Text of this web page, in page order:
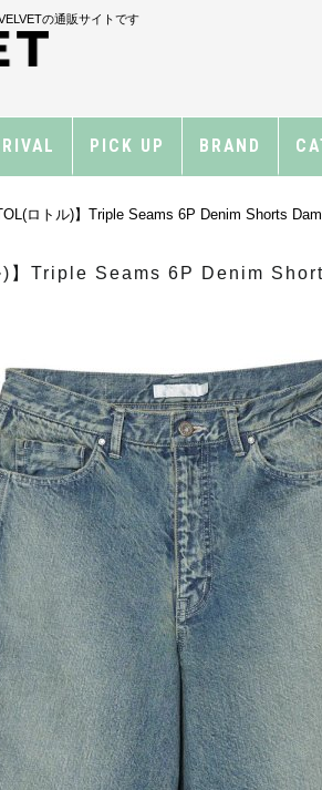
の通販サイトです
PICK UP BRAND
ロトル)】Triple Seams 6P Denim Shorts
)】Triple Seams 6P Denim